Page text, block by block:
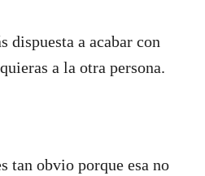
dispuesta a acabar con
a la otra persona.
tan obvio porque esa no